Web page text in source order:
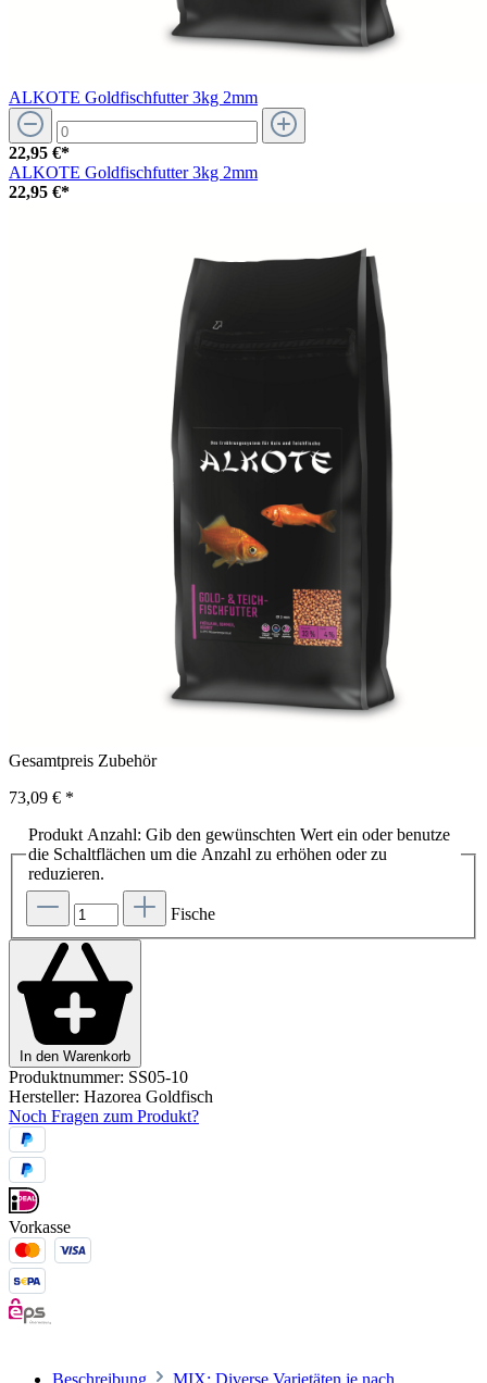
ALKOTE Goldfischfutter 3kg 2mm
22,95 €*
ALKOTE Goldfischfutter 3kg 2mm
22,95 €*
Gesamtpreis Zubehör
73,09 € *
Produkt Anzahl: Gib den gewünschten Wert ein oder benutze
die Schaltflächen um die Anzahl zu erhöhen oder zu
reduzieren.
Fische
In den Warenkorb
Produktnummer: SS05-10
Hersteller: Hazorea Goldfisch
Noch Fragen zum Produkt?
Vorkasse
Beschreibung
MIX: Diverse Varietäten je nach